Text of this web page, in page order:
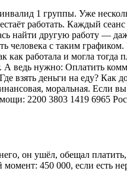
1 группы. Уже
работать. Каждый
найти другую работу —
человека с таким
как работала и могла тогда
А ведь нужно: Оплатить
взять деньги на еду? Как
моральная. Если
2200 3803 1419 6965
он ушёл, обещал
450 000, если есть